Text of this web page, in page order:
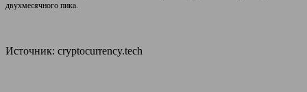
двухмесячного пика.
Источник: cryptocurrency.tech